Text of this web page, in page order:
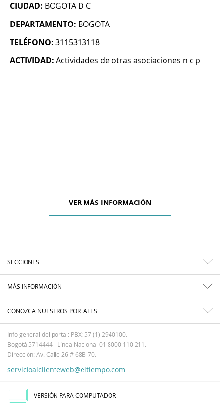
CIUDAD: BOGOTA D C
DEPARTAMENTO: BOGOTA
TELÉFONO: 3115313118
ACTIVIDAD: Actividades de otras asociaciones n c p
VER MÁS INFORMACIÓN
SECCIONES
MÁS INFORMACIÓN
CONOZCA NUESTROS PORTALES
Info general del portal: PBX: 57 (1) 2940100.
Bogotá 5714444 - Línea Nacional 01 8000 110 211.
Dirección: Av. Calle 26 # 68B-70.
servicioalclienteweb@eltiempo.com
VERSIÓN PARA COMPUTADOR